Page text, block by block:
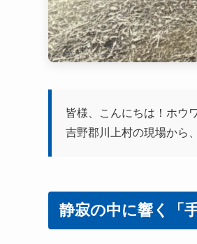
皆様、こんにちは！ホウ
吉野郡川上村の現場から、
静寂の中に響く「